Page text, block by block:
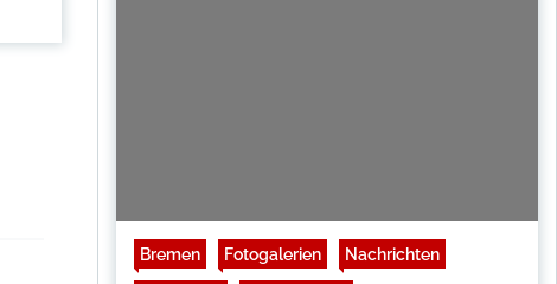
Bremen Fotogalerien Nachrichten